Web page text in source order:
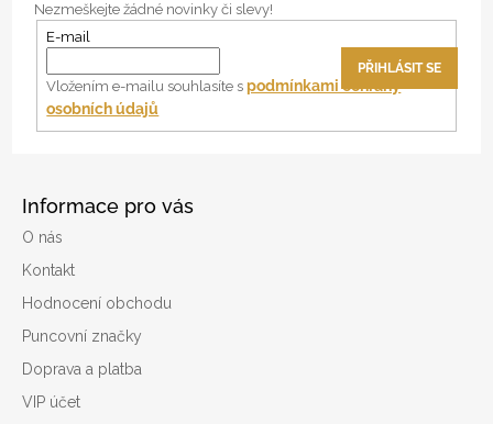
Informace pro vás
O nás
Kontakt
Hodnocení obchodu
Puncovní značky
Doprava a platba
VIP účet
Nezmeškejte žádné novinky či slevy!
E-mail
Vložením e-mailu souhlasíte spodmínkami ochrany
osobních údajů
PŘIHLÁSIT SE